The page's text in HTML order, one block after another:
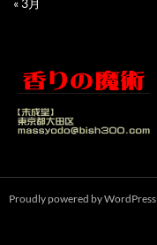
Proudly powered by WordPress